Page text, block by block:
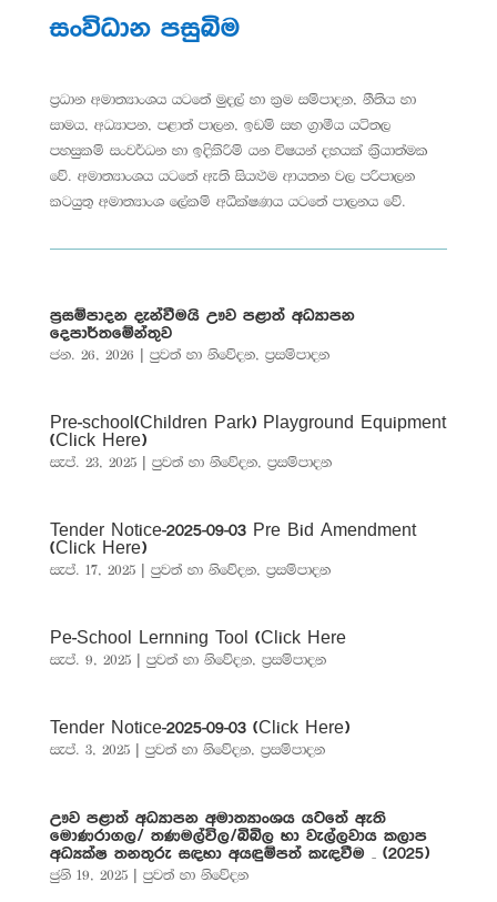
සංවිධාන පසුබිම
ප්‍රධාන අමාත්‍යාංශය යටතේ මුදල් හා ක්‍රම සම්පාදන, නීතිය හා
සාමය, අධ්‍යාපන, පළාත් පාලන, ඉඩම් සහ ග්‍රාමීය යටිතල
පහසුකම් සංවර්ධන හා ඉදිකිරිම් යන විෂයන් දහයක් ක්‍රියාත්මක
වේ. අමාත්‍යාංශය යටතේ ඇති සියළුම ආයතන වල පරිපාලන
කටයුතු අමාත්‍යාංශ ලේකම් අධීක්ෂණය යටතේ පාලනය වේ.
ප්‍රසම්පාදන දැන්වීමයි ඌව පළාත් අධ්‍යාපන
දෙපාර්තමේන්තුව
ජන. 26, 2026 පුවත් හා නිවේදන, ප්‍රසම්පාදන
Pre-school(Children Park) Playground Equipment
(Click Here)
සැප්. 23, 2025| පුවත් හා නිවේදන, ප්‍රසම්පාදන
Tender Notice-2025-09-03 Pre Bid Amendment
(Click Here)
සැප්. 17, 2025| පුවත් හා නිවේදන, ප්‍රසම්පාදන
Pe-School Lernning Tool (Click Here
සැප්. 9, 2025| පුවත් හා නිවේදන, ප්‍රසම්පාදන
Tender Notice-2025-09-03 (Click Here)
සැප්. 3, 2025| පුවත් හා නිවේදන, ප්‍රසම්පාදන
ඌව පළාත් අධ්‍යාපන අමාත්‍යාංශය යටතේ ඇති
මොණරාගල/ තණමල්විල/බිබිල හා වැල්ලවාය කලාප
අධ්‍යක්ෂ තනතුරු සඳහා අයඳුම්පත් කැඳවීම – (2025)
ජුනි 19, 2025| පුවත් හා නිවේදන